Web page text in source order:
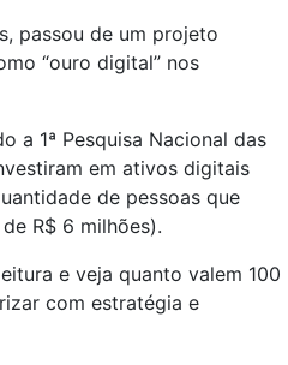
passou de um projeto
“ouro digital” nos
a 1ª Pesquisa Nacional das
em ativos digitais
de pessoas que
R$ 6 milhões).
e veja quanto valem 100
com estratégia e